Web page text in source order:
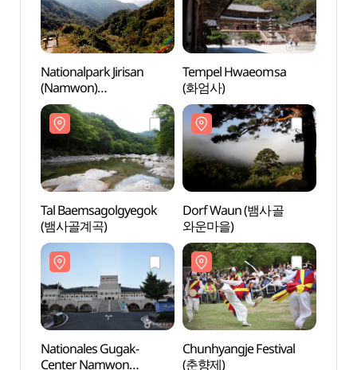
Nationalpark Jirisan
(Namwon)
(지리산국립공원(남원))
Tempel Hwaeomsa
(화엄사)
Tal Baemsagolgyegok
(뱀사골계곡)
Dorf Waun (뱀사골
와운마을)
Nationales Gugak-
Center Namwon
Chunhyangje Festival
(춘향제)